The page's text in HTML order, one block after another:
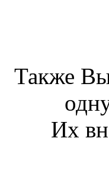
Также
Их